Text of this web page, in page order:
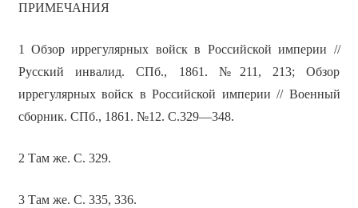
ПРИМЕЧАНИЯ
1 Обзор иррегулярных войск в Российской империи //
Русский инвалид. СПб., 1861. №211, 213; Обзор
иррегулярных войск в Российской империи // Военный
сборник. СПб., 1861. №12. С.329—348.
2 Там же. С. 329.
3 Там же. С. 335, 336.